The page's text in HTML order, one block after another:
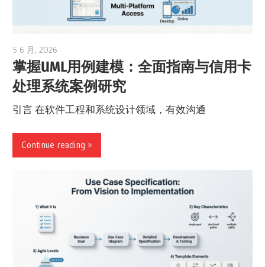
5 6 月, 2026
掌握UML用例建模：全面指南与信用卡
处理系统案例研究
引言 在软件工程和系统设计领域，有效沟通
Continue reading